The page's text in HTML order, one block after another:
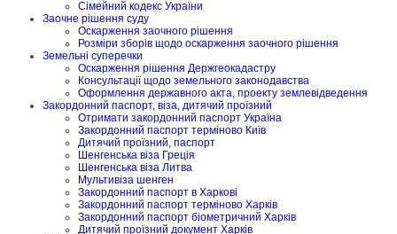
Сімейний кодекс України
Заочне рішення суду
Оскарження заочного рішення
Розміри зборів щодо оскарження заочного рішення
Земельні суперечки
Оскарження рішення Держгеокадастру
Консультації щодо земельного законодавства
Оформлення державного акта, проекту землевідведення
Закордонний паспорт, віза, дитячий проїзний
Отримати закордонний паспорт Україна
Закордонний паспорт терміново Київ
Дитячий проїзний, паспорт
Шенгенська віза Греція
Шенгенська віза Литва
Мультивіза шенген
Закордонний паспорт в Харкові
Закордонний паспорт терміново Харків
Закордонний паспорт біометричний Харків
Дитячий проїзний документ Харків